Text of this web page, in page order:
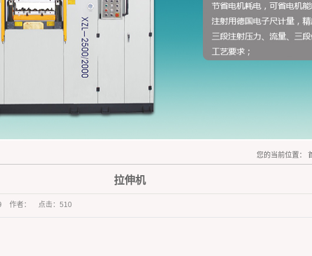
您的当前位置：
拉伸机
作者： 点击： 510